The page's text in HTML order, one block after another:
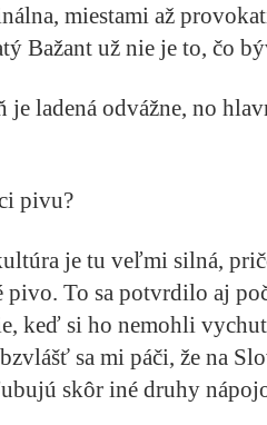
miestami až
Bažant už nie je to, čo
je ladená odvážne, no
pivu?
je tu veľmi silná,
pivo. To sa potvrdilo aj
keď si ho nemohli
sa mi páči, že na
skôr iné druhy